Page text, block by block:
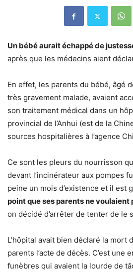
Un bébé aurait échappé de
après que les médecins aient
En effet, les parents du bébé, âgé
très gravement malade, avaient
son traitement médical dans un
provincial de l’Anhui (est de la
sources hospitalières à l’agence
Ce sont les pleurs du nourrisson
devant l’incinérateur aux pompes
peine un mois d’existence et il est
point que ses parents ne
on décidé d’arrêter de tenter de le
L’hôpital avait bien déclaré la mort
parents l’acte de décès. C’est une
funèbres qui avaient la lourde de